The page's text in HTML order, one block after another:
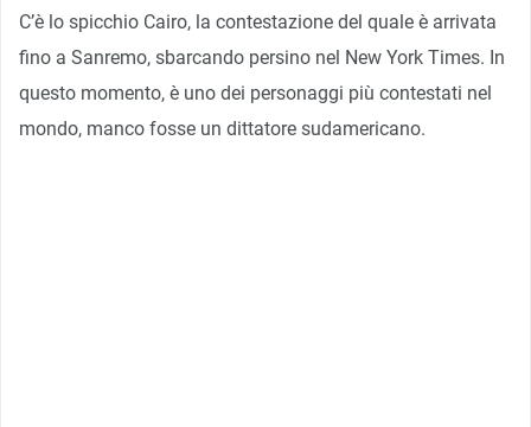
C’è lo spicchio Cairo, la contestazione del quale è arrivata
fino a Sanremo, sbarcando persino nel New York Times. In
questo momento, è uno dei personaggi più contestati nel
mondo, manco fosse un dittatore sudamericano.